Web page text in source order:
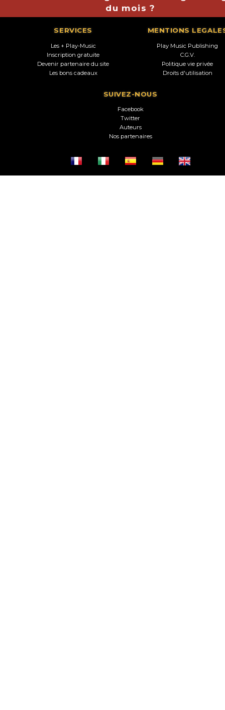
du mois ?
SERVICES
Les + Play-Music
Inscription gratuite
Devenir partenaire du site
Les bons cadeaux
MENTIONS
Play Music Publishing
C.G.V.
Politique vie privée
Droits d'utilisation
SUIVEZ-NOUS
Facebook
Twitter
Auteurs
Nos partenaires